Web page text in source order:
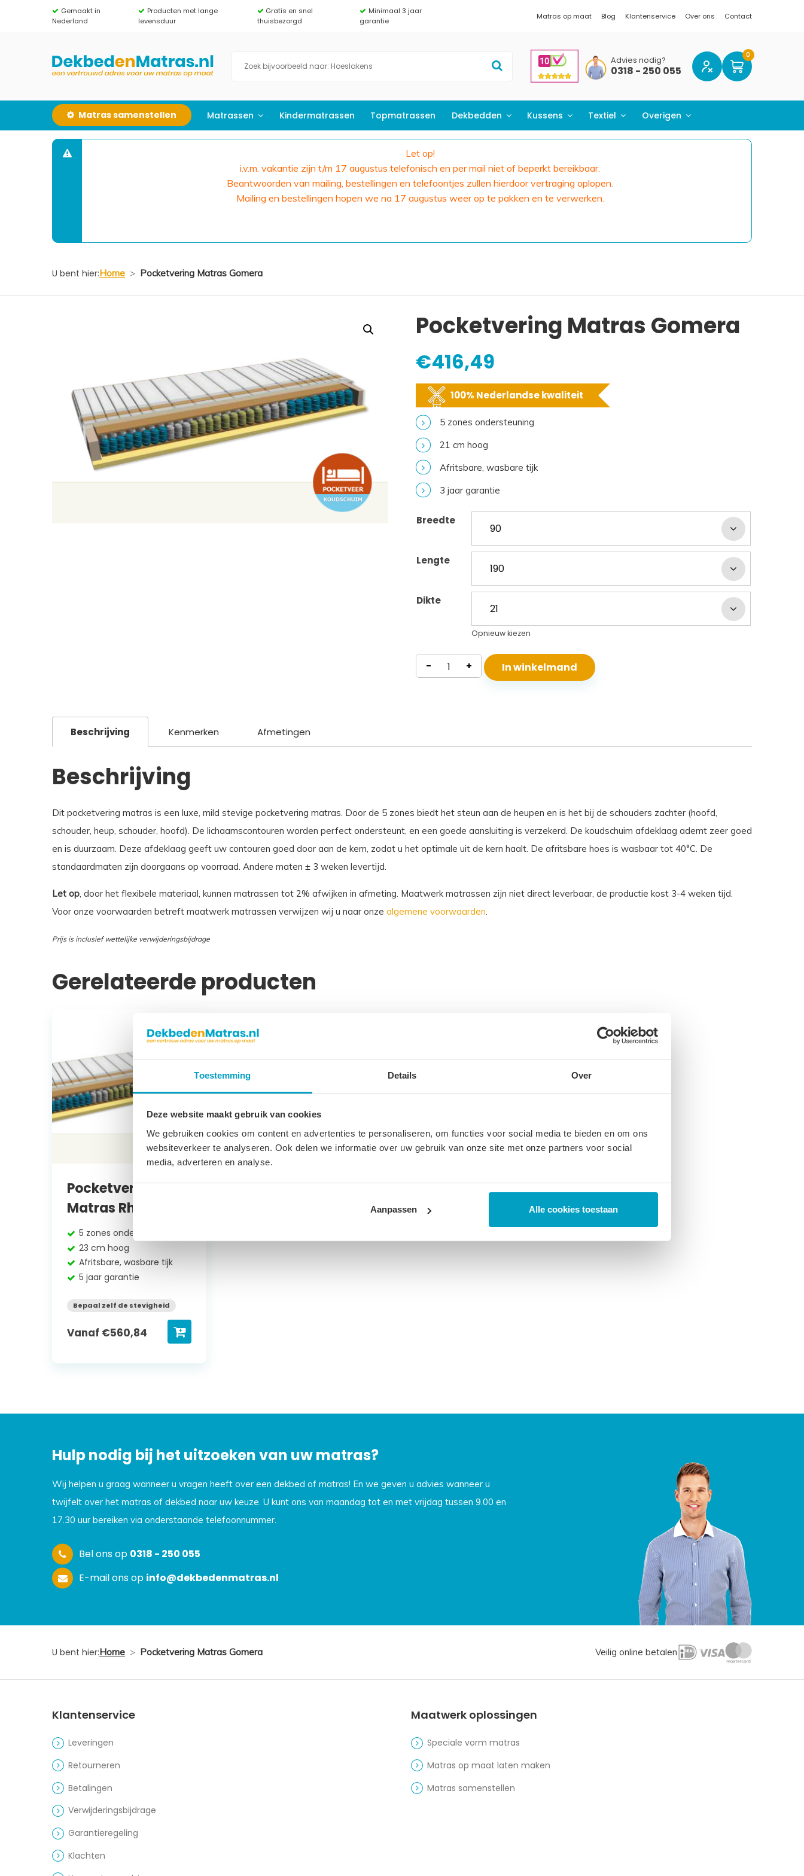
Toestemming Details Over
Deze website maakt gebruik van cookies
We gebruiken cookies om content en advertenties te personaliseren, om functies voor social media te bieden en om ons
websiteverkeer te analyseren. Ook delen we informatie over uw gebruik van onze site met onze partners voor social
media, adverteren en analyse.
Aanpassen Alle cookies toestaan
Gemaakt in
Nederland
Producten met lange
levensduur
Gratis en snel
thuisbezorgd
Minimaal 3 jaar
garantie
Matras op maat Blog Klantenservice Over ons Contact
Advies nodig?
0318 - 250 055
Matras samenstellen Matrassen Kindermatrassen Topmatrassen Dekbedden Kussens Textiel Overigen
Let op!
i.v.m. vakantie zijn t/m 17 augustus telefonisch en per mail niet of beperkt bereikbaar.
Beantwoorden van mailing, bestellingen en telefoontjes zullen hierdoor vertraging oplopen.
Mailing en bestellingen hopen we na 17 augustus weer op te pakken en te verwerken.
U bent hier:Home > Pocketvering Matras Gomera
Pocketvering Matras Gomera
€416,49
100% Nederlandse kwaliteit
5 zones ondersteuning
21 cm hoog
Afritsbare, wasbare tijk
3 jaar garantie
Breedte
Lengte
Dikte
Opnieuw kiezen
Matras
- + In winkelmand
Beschrijving Kenmerken Afmetingen
Beschrijving
Dit pocketvering matras is een luxe, mild stevige pocketvering matras. Door de 5 zones biedt het steun aan de heupen en is het bij de schouders zachter (hoofd,
schouder, heup, schouder, hoofd). De lichaamscontouren worden perfect ondersteunt, en een goede aansluiting is verzekerd. De koudschuim afdeklaag ademt zeer goed
en is duurzaam. Deze afdeklaag geeft uw contouren goed door aan de kern, zodat u het optimale uit de kern haalt. De afritsbare hoes is wasbaar tot 40°C. De
standaardmaten zijn doorgaans op voorraad. Andere maten ± 3 weken levertijd.
Let op, door het flexibele materiaal, kunnen matrassen tot 2% afwijken in afmeting. Maatwerk matrassen zijn niet direct leverbaar, de productie kost 3-4 weken tijd.
Voor onze voorwaarden betreft maatwerk matrassen verwijzen wij u naar onze algemene voorwaarden.
Prijs is inclusief wettelijke verwijderingsbijdrage
Gerelateerde producten
Pocketvering
Matras Rhodos
5 zones ondersteuning
23 cm hoog
Afritsbare, wasbare tijk
5 jaar garantie
Bepaal zelf de stevigheid
Vanaf €560,84
Hulp nodig bij het uitzoeken van uw matras?
Wij helpen u graag wanneer u vragen heeft over een dekbed of matras! En we geven u advies wanneer u
twijfelt over het matras of dekbed naar uw keuze. U kunt ons van maandag tot en met vrijdag tussen 9.00 en
17.30 uur bereiken via onderstaande telefoonnummer.
Bel ons op 0318 - 250 055
E-mail ons op info@dekbedenmatras.nl
U bent hier:Home > Pocketvering Matras Gomera Veilig online betalen
Klantenservice
Leveringen
Retourneren
Betalingen
Verwijderingsbijdrage
Garantieregeling
Klachten
Maatwerk oplossingen
Speciale vorm matras
Matras op maat laten maken
Matras samenstellen